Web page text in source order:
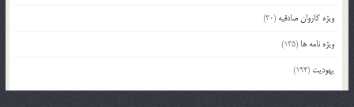
ویژه کاروان صادقیه (30)
ویژه نامه ها (135)
یهودیت (194)